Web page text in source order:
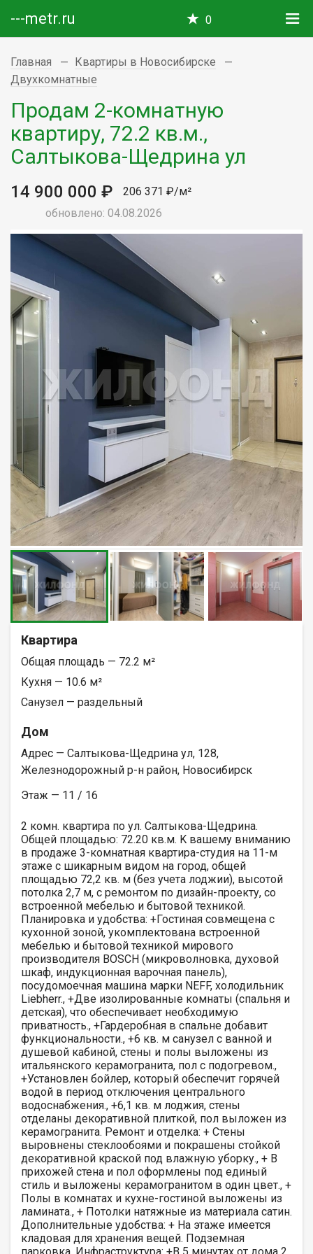
---metr.ru 0
Главная
Квартиры в Новосибирске
Двухкомнатные
Продам 2-комнатную
квартиру, 72.2 кв.м.,
Салтыкова-Щедрина ул
14 900 000 ₽
206 371 ₽/м²
обновлено: 04.08.2026
Квартира
Общая площадь — 72.2 м²
Кухня — 10.6 м²
Санузел — раздельный
Дом
Адрес — Салтыкова-Щедрина ул, 128,
Железнодорожный р-н район, Новосибирск
Этаж — 11 / 16
2 комн. квартира по ул. Салтыкова-Щедрина.
Общей площадью: 72.20 кв.м. K вашему вниманию
в продаже 3-комнатная квартира-студия на 11-м
этаже с шикарным видом на город, общей
площадью 72,2 кв. м (без учета лоджии), высотой
потолка 2,7 м, с ремонтом по дизайн-проекту, со
встроенной мебелью и бытовой техникой.
Планировка и удобства: +Гостиная совмещена с
кухонной зоной, укомплектована встроенной
мебелью и бытовой техникой мирового
производителя ВОSСН (микроволновка, духовой
шкаф, индукционная варочная панель),
посудомоечная машина марки NЕFF, холодильник
Liеbhеrr., +Две изолированные комнаты (спальня и
детская), что обеспечивает необходимую
приватность., +Гардеробная в спальне добавит
функциональности., +6 кв. м санузел с ванной и
душевой кабиной, стены и полы выложены из
итальянского керамогранита, пол с подогревом.,
+Установлен бойлер, который обеспечит горячей
водой в период отключения центрального
водоснабжения., +6,1 кв. м лоджия, стены
отделаны декоративной плиткой, пол выложен из
керамогранита. Ремонт и отделка: + Стены
выровнены стеклообоями и покрашены стойкой
декоративной краской под влажную уборку., + В
прихожей стена и пол оформлены под единый
стиль и выложены керамогранитом в один цвет., +
Полы в комнатах и кухне-гостиной выложены из
ламината., + Потолки натяжные из материала сатин.
Дополнительные удобства: + На этаже имеется
кладовая для хранения вещей. Подземная
парковка. Инфраструктура: +В 5 минутах от дома 2